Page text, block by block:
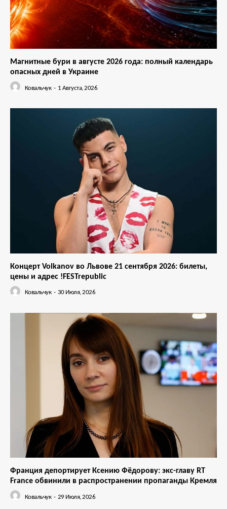
Магнитные бури в августе 2026 года: полный календарь
опасных дней в Украине
Ковальчук - 1 Августа, 2026
Концерт Volkanov во Львове 21 сентября 2026: билеты,
цены и адрес !FESTrepublic
Ковальчук - 30 Июля, 2026
Франция депортирует Ксению Фёдорову: экс-главу RT
France обвинили в распространении пропаганды Кремля
Ковальчук - 29 Июля, 2026